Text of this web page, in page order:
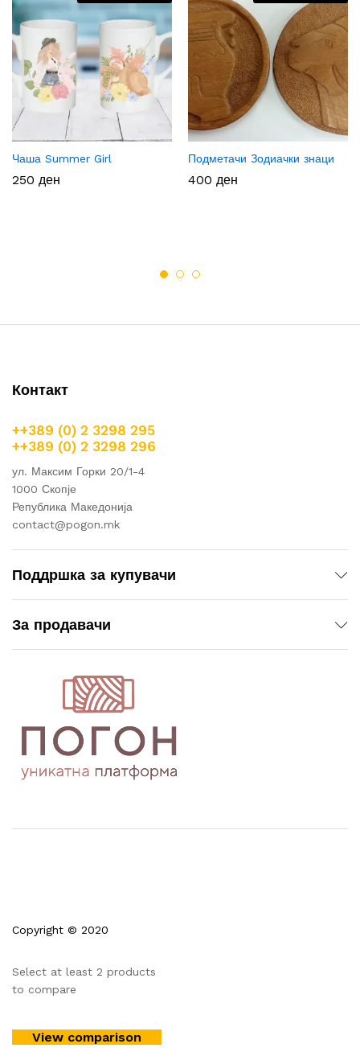
Чаша Summer Girl
250 ден
Подметачи Зодиачки знаци
400 ден
Контакт
++389 (0) 2 3298 295
++389 (0) 2 3298 296
ул. Максим Горки 20/1-4
1000 Скопје
Република Македонија
contact@pogon.mk
Поддршка за купувачи
За продавачи
Copyright © 2020
Select at least 2 products
to compare
View comparison